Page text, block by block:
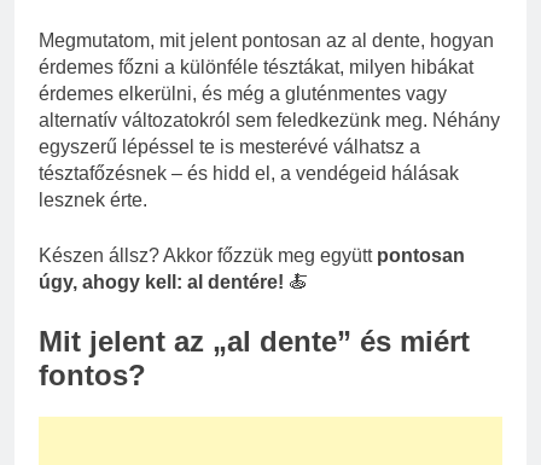
Megmutatom, mit jelent pontosan az al dente, hogyan
érdemes főzni a különféle tésztákat, milyen hibákat
érdemes elkerülni, és még a gluténmentes vagy
alternatív változatokról sem feledkezünk meg. Néhány
egyszerű lépéssel te is mesterévé válhatsz a
tésztafőzésnek – és hidd el, a vendégeid hálásak
lesznek érte.
Készen állsz? Akkor főzzük meg együtt pontosan
úgy, ahogy kell: al dentére! 🍝
Mit jelent az „al dente” és miért
fontos?